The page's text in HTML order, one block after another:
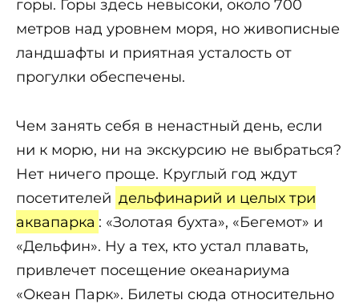
горы. Горы здесь невысоки, около 700
метров над уровнем моря, но живописные
ландшафты и приятная усталость от
прогулки обеспечены.
Чем занять себя в ненастный день, если
ни к морю, ни на экскурсию не выбраться?
Нет ничего проще. Круглый год ждут
посетителей дельфинарий и целых три
аквапарка : «Золотая бухта», «Бегемот» и
«Дельфин». Ну а тех, кто устал плавать,
привлечет посещение океанариума
«Океан Парк». Билеты сюда относительно